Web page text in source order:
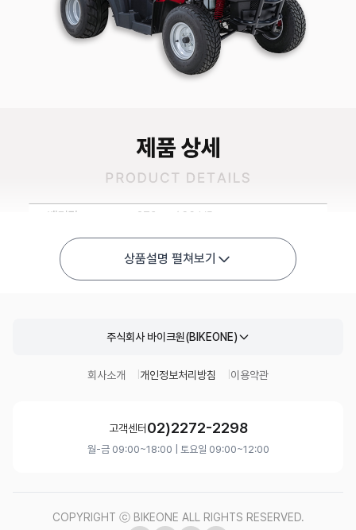
상품설명 펼쳐보기
주식회사 바이크원(BIKEONE)
회사소개 개인정보처리방침 이용약관
고객센터 02)2272-2298
월-금 09:00~18:00 | 토요일 09:00~12:00
COPYRIGHT ⓒ BIKEONE ALL RIGHTS RESERVED.